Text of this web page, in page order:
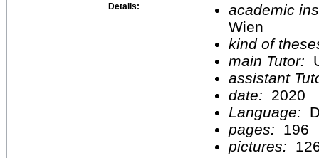
Details:
academic
Wien
kind of
main Tutor:
assistant
date:
2020
Language:
pages:
196
pictures: